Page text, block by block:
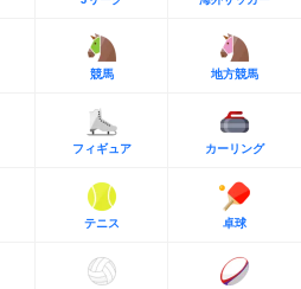
競馬 地方競馬
フィギュア カーリング
テニス 卓球